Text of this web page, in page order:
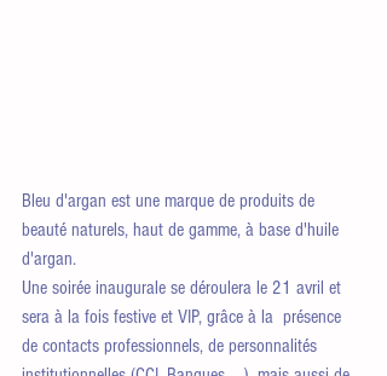
Bleu d'argan est une marque de produits de
beauté naturels, haut de gamme, à base d'huile
d'argan.
Une soirée inaugurale se déroulera le 21 avril et
sera à la fois festive et VIP, grâce à la  présence
de contacts professionnels, de personnalités